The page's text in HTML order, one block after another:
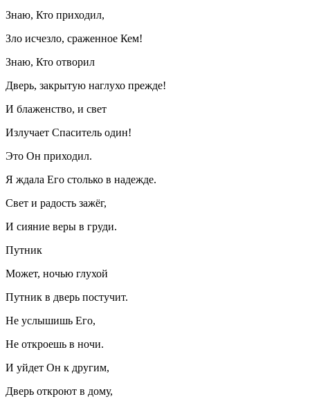
Знаю, Кто приходил,
Зло исчезло, сраженное Кем!
Знаю, Кто отворил
Дверь, закрытую наглухо прежде!
И блаженство, и свет
Излучает Спаситель один!
Это Он приходил.
Я ждала Его столько в надежде.
Свет и радость зажёг,
И сияние веры в груди.
Путник
Может, ночью глухой
Путник в дверь постучит.
Не услышишь Его,
Не откроешь в ночи.
И уйдет Он к другим,
Дверь откроют в дому,